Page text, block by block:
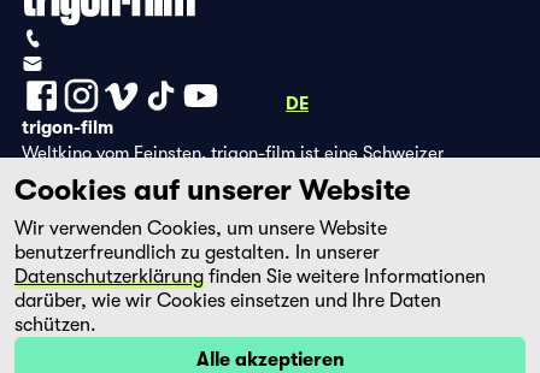
DE
trigon-film
Weltkino vom Feinsten. trigon-film ist eine Schweizer
Filmstiftung, die seit 1988 sorgfältig ausgewählte Filme aus
Lateinamerika, Asien, Afrika und dem östlichen Europa im
Kino herausbringt und eine eigene DVD-Edition sowie die
Streaming-Plattform filmingo betreibt.
Cookies auf unserer Website
Wir verwenden Cookies, um unsere Website
benutzerfreundlich zu gestalten. In unserer
Datenschutzerklärung finden Sie weitere Informationen
darüber, wie wir Cookies einsetzen und Ihre Daten
schützen.
Alle akzeptieren